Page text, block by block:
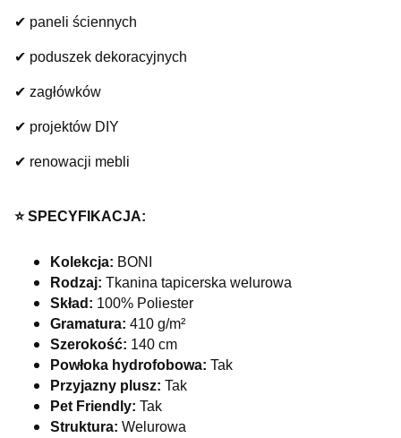
✔ paneli ściennych
✔ poduszek dekoracyjnych
✔ zagłówków
✔ projektów DIY
✔ renowacji mebli
⭐️ SPECYFIKACJA:
Kolekcja: BONI
Rodzaj: Tkanina tapicerska welurowa
Skład: 100% Poliester
Gramatura: 410 g/m²
Szerokość: 140 cm
Powłoka hydrofobowa: Tak
Przyjazny plusz: Tak
Pet Friendly: Tak
Struktura: Welurowa